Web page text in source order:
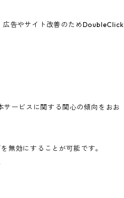
広告やサイト改善のためDoubleClick
ービスに関する関心の傾向をおお
無効にすることが可能です。